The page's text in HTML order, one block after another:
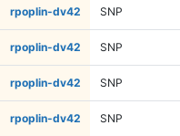
rpoplin-dv42 SNP
rpoplin-dv42 SNP
rpoplin-dv42 SNP
rpoplin-dv42 SNP